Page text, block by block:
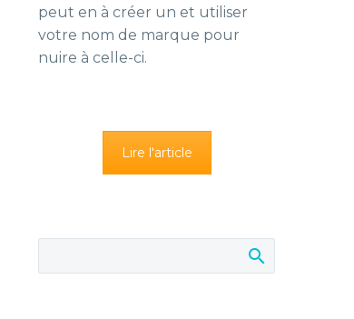
peut en à créer un et utiliser
votre nom de marque pour
nuire à celle-ci.
Lire l'article